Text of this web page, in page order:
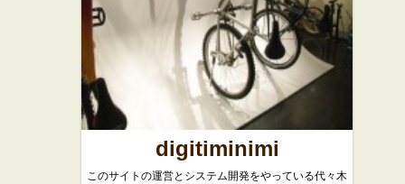
digitiminimi
このサイトの運営とシステム開発をやっている代々木